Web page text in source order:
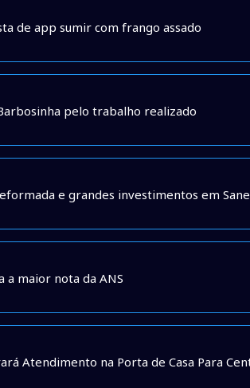
de app sumir com frango assado
pelo trabalho realizado
e grandes investimentos em
a maior nota da ANS
Atendimento na Porta de Casa Para